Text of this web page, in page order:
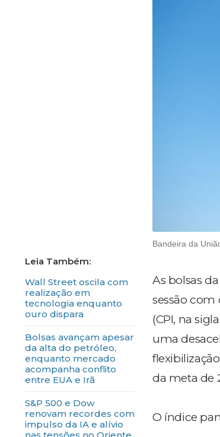
Wall Street oscila com
realização em
tecnologia enquanto
ouro dispara
Bolsas avançam apesar
da alta do petróleo,
enquanto mercado
acompanha conflito
entre EUA e Irã
S&P 500 e Dow
renovam recordes com
impulso da IA e alívio
Bandeira da
As bolsas
sessão
(CPI, na
uma
da meta de
O índice